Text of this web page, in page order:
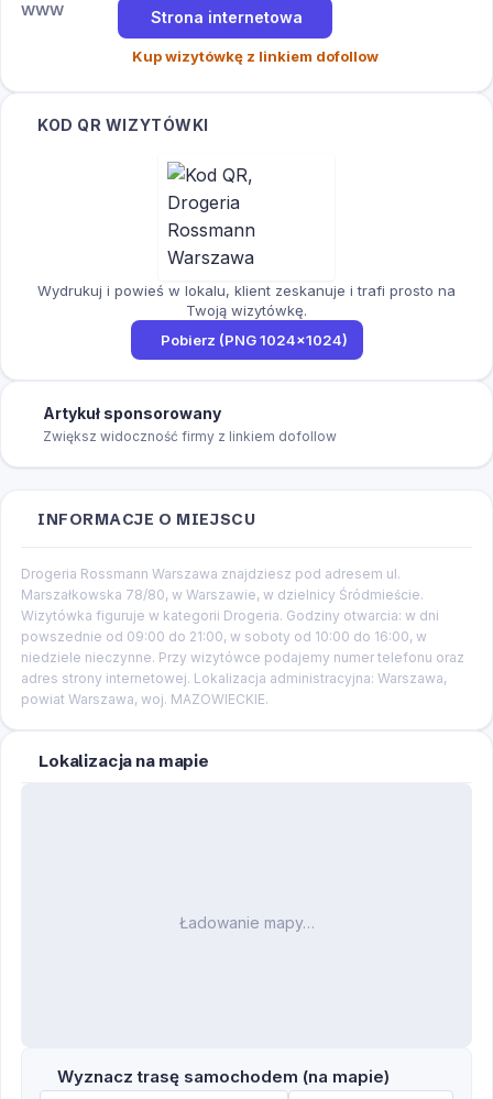
WWW
Strona internetowa
Kup wizytówkę z linkiem dofollow
KOD QR WIZYTÓWKI
Wydrukuj i powieś w lokalu, klient zeskanuje i trafi prosto na
Twoją wizytówkę.
Pobierz (PNG 1024×1024)
Artykuł sponsorowany
Zwiększ widoczność firmy z linkiem dofollow
INFORMACJE O MIEJSCU
Drogeria Rossmann Warszawa znajdziesz pod adresem ul.
Marszałkowska 78/80, w Warszawie, w dzielnicy Śródmieście.
Wizytówka figuruje w kategorii Drogeria. Godziny otwarcia: w dni
powszednie od 09:00 do 21:00, w soboty od 10:00 do 16:00, w
niedziele nieczynne. Przy wizytówce podajemy numer telefonu oraz
adres strony internetowej. Lokalizacja administracyjna: Warszawa,
powiat Warszawa, woj. MAZOWIECKIE.
Lokalizacja na mapie
Ładowanie mapy…
Wyznacz trasę samochodem (na mapie)